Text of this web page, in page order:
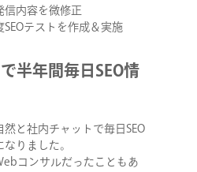
信内容を微修正
SEOテストを作成＆実施
半年間毎日SEO情
然と社内チャットで毎日SEO
りました。
コンサルだったこともあ